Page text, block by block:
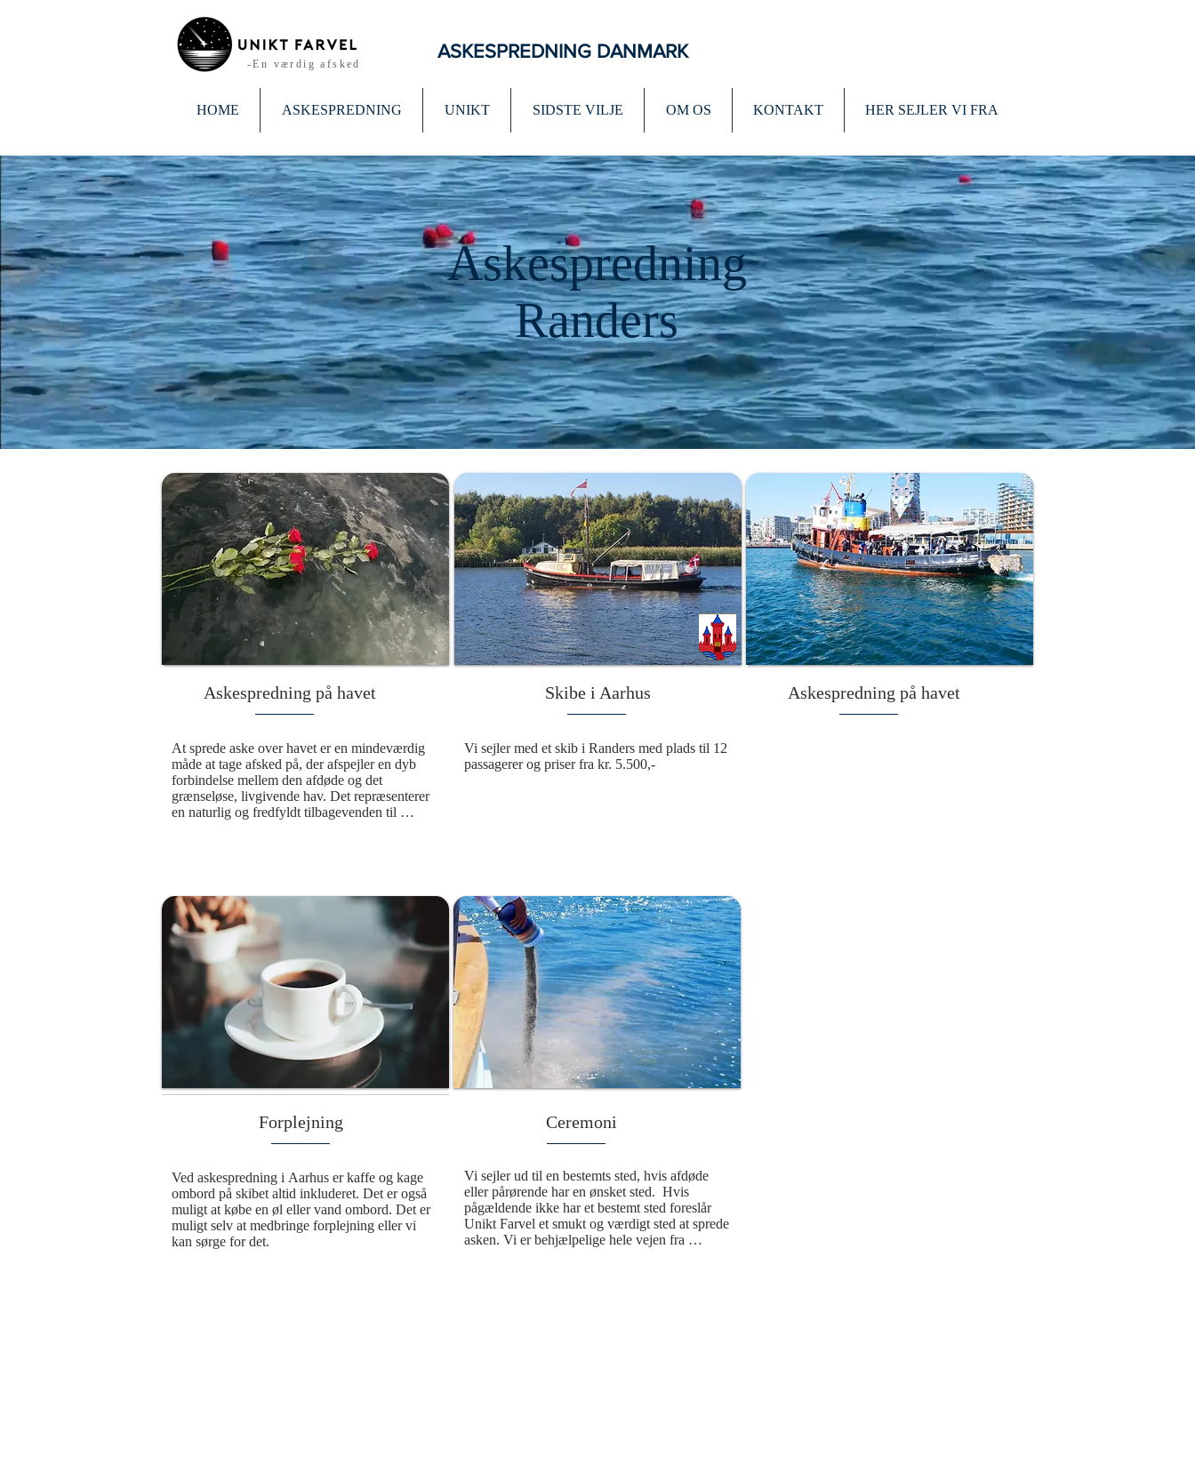
-En værdig afsked
ASKESPREDNING DANMARK
HOME ASKESPREDNING UNIKT SIDSTE VILJE OM OS KONTAKT HER SEJLER VI FRA
Askespredning
Randers
Askespredning på havet
At sprede aske over havet er en mindeværdig
måde at tage afsked på, der afspejler en dyb
forbindelse mellem den afdøde og det
grænseløse, livgivende hav. Det repræsenterer
en naturlig og fredfyldt tilbagevenden til
som vugge bliver mindet om den afdøde en del
af havets evige rytme, hvilket skaber en varig
forbindelse til naturen og universet. Det er en
handling, der ikke blot symboliserer
afslutningen på et liv, men også en fortsættelse i
en større sammenhæng, hvor havet omslutter
minderne og holder dem levende.
Skibe i Aarhus
Vi sejler med et skib i Randers med plads til 12
passagerer og priser fra kr. 5.500,-
Askespredning på havet
Forplejning
Ved askespredning i Aarhus er kaffe og kage
ombord på skibet altid inkluderet. Det er også
muligt at købe en øl eller vand ombord. Det er
muligt selv at medbringe forplejning eller vi
kan sørge for det.
Ceremoni
Vi sejler ud til en bestemts sted, hvis afdøde
eller pårørende har en ønsket sted.  Hvis
pågældende ikke har et bestemt sted foreslår
Unikt Farvel et smukt og værdigt sted at sprede
asken. Vi er behjælpelige hele vejen fra